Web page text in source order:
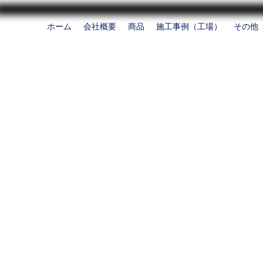
ホーム 会社概要 商品 施工事例（工場） その他